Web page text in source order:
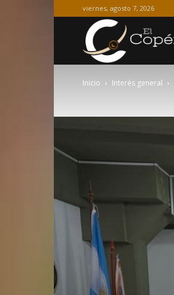
viernes, agosto 7, 2026
Inicio Interés general